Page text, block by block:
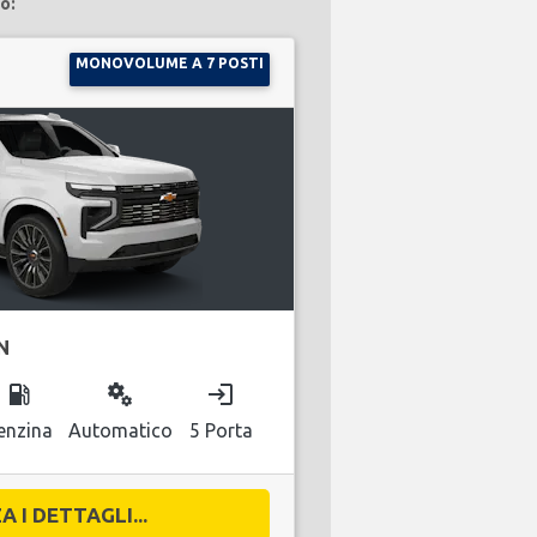
MONOVOLUME A 7 POSTI
local_gas_station miscellaneous_services
Automatico
login
5 Porta
I DETTAGLI...